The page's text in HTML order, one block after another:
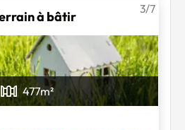
à bâtir
3/7
477m²